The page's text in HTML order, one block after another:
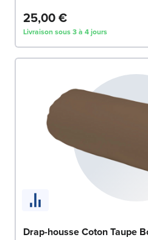
25,00 €
Livraison sous 3 à 4 jours
Drap-housse Coton Taupe